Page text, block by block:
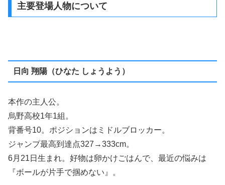
主要登場人物について
日向 翔陽（ひなた しょうよう）
本作の主人公。
烏野高校1年1組。
背番号10。ポジションはミドルブロッカー。
ジャンプ最高到達点327→333cm。
6月21日生まれ。好物は卵かけごはんで、最近の悩みは
『ボールが片手で掴めない』。